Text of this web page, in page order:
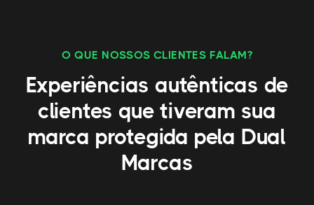
O QUE NOSSOS CLIENTES FALAM?
Experiências autênticas de
clientes que tiveram sua
marca protegida pela Dual
Marcas